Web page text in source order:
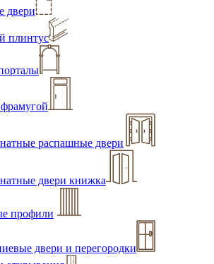
двери
плинтус
распашные двери
двери книжка
профили
двери и перегородки